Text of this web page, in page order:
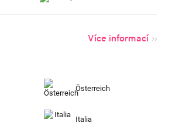
Více informací
Österreich
Italia